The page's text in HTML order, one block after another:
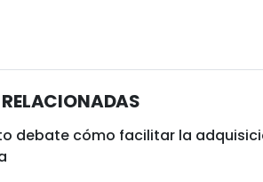
debate cómo facilitar la